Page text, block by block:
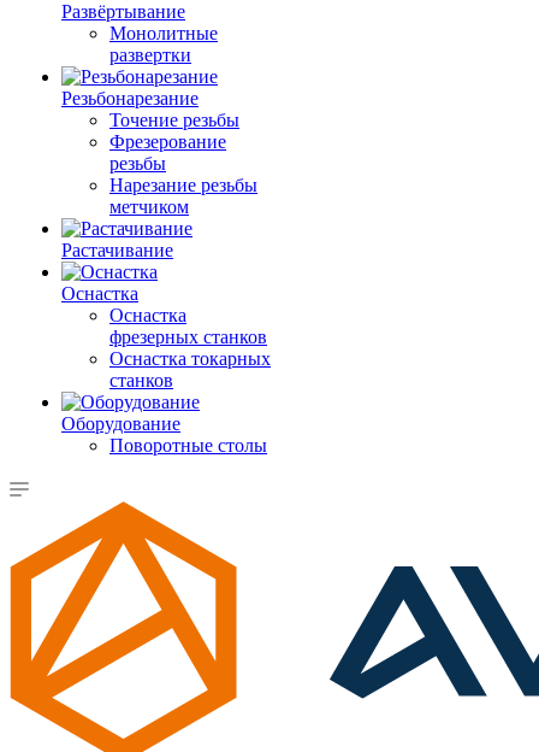
Развёртывание
Монолитные
развертки
Резьбонарезание
Точение резьбы
Фрезерование
резьбы
Нарезание резьбы
метчиком
Растачивание
Оснастка
Оснастка
фрезерных станков
Оснастка токарных
станков
Оборудование
Поворотные столы